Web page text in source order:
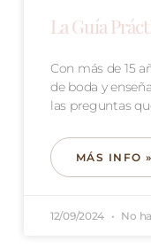
La Guía
Con más de 15
de boda y
las preguntas
MÁS INFO »
12/09/2024 No